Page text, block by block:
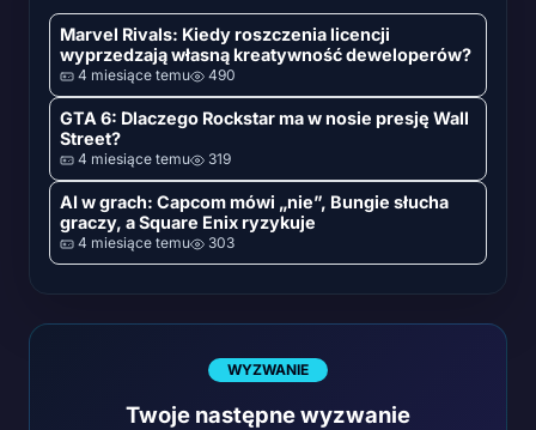
Marvel Rivals: Kiedy roszczenia licencji
wyprzedzają własną kreatywność deweloperów?
4 miesiące temu 490
GTA 6: Dlaczego Rockstar ma w nosie presję Wall
Street?
4 miesiące temu 319
AI w grach: Capcom mówi „nie”, Bungie słucha
graczy, a Square Enix ryzykuje
4 miesiące temu 303
WYZWANIE
Twoje następne wyzwanie